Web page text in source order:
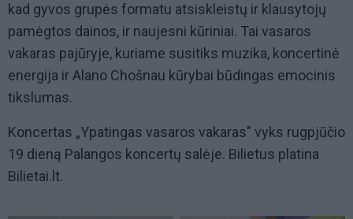
kad gyvos grupės formatu atsiskleistų ir klausytojų
pamėgtos dainos, ir naujesni kūriniai. Tai vasaros
vakaras pajūryje, kuriame susitiks muzika, koncertinė
energija ir Alano Chošnau kūrybai būdingas emocinis
tikslumas.
Koncertas „Ypatingas vasaros vakaras" vyks rugpjūčio
19 dieną Palangos koncertų salėje. Bilietus platina
Bilietai.lt.